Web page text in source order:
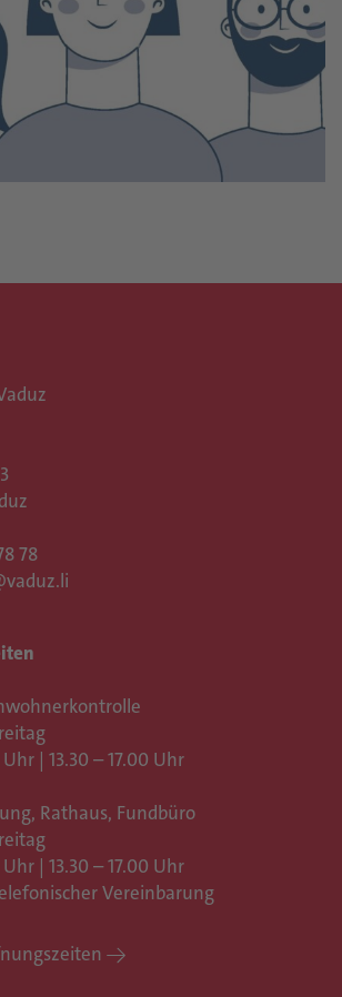
78
Uhr | 13.30 – 17.00 Uhr
Rathaus, Fundbüro
Uhr | 13.30 – 17.00 Uhr
Vereinbarung